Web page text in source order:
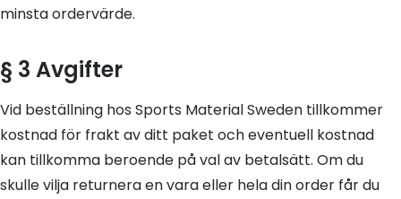
minsta ordervärde.
§ 3 Avgifter
Vid beställning hos Sports Material Sweden tillkommer
kostnad för frakt av ditt paket och eventuell kostnad
kan tillkomma beroende på val av betalsätt. Om du
skulle vilja returnera en vara eller hela din order får du